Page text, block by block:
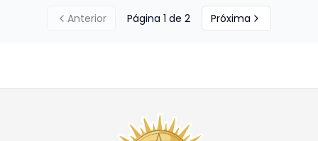
Anterior Página 1 de 2 Próxima